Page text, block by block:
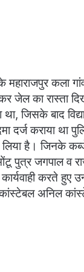
कला गांव
जेल का रास्ता
जिसके बाद
दर्ज कराया था
है। जिनके
पुत्र जगपाल व
करते हुए
अनिल